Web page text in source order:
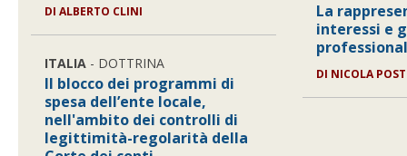
DIALBERTO CLINI
ITALIA - DOTTRINA
Il blocco dei programmi di
spesa dell’ente locale,
nell'ambito dei controlli di
legittimità-regolarità della
La
interessi e
DI NICOLA